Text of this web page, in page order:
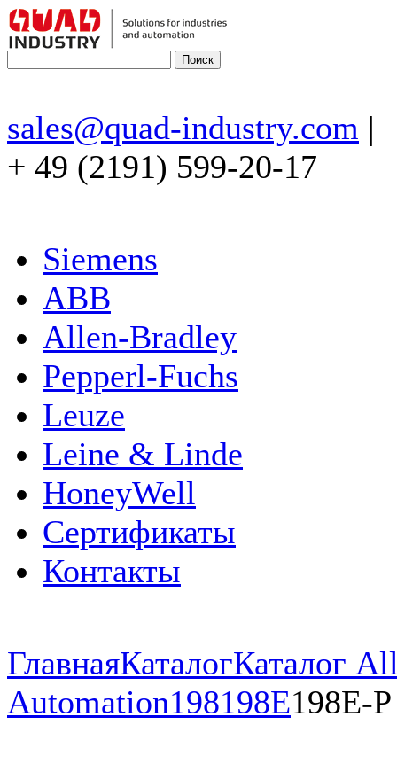
sales@quad-industry.com |
+ 49 (2191) 599-20-17
Siemens
ABB
Allen-Bradley
Pepperl-Fuchs
Leuze
Leine & Linde
HoneyWell
Сертификаты
Контакты
ГлавнаяКаталогКаталог
Automation198198E198E-P